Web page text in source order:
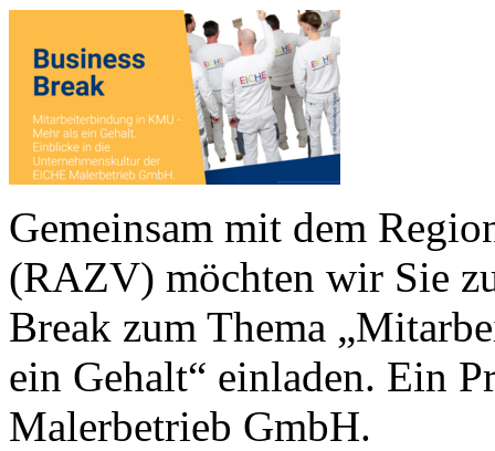
Gemeinsam mit dem
(RAZV) möchten wir Sie
Break zum Thema
ein Gehalt“ einladen. Ein
Malerbetrieb GmbH.